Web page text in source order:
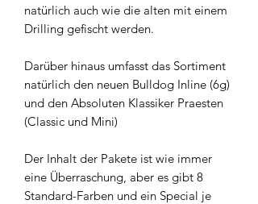
natürlich auch wie die alten mit einem
Drilling gefischt werden.
Darüber hinaus umfasst das Sortiment
natürlich den neuen Bulldog Inline (6g)
und den Absoluten Klassiker Praesten
(Classic und Mini)
Der Inhalt der Pakete ist wie immer
eine Überraschung, aber es gibt 8
Standard-Farben und ein Special je